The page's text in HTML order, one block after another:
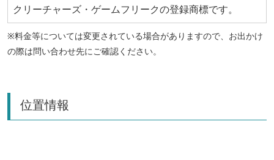
クリーチャーズ・ゲームフリークの登録商標です。
※料金等については変更されている場合がありますので、お出かけ
の際は問い合わせ先にご確認ください。
位置情報